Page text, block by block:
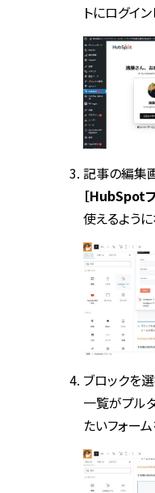
トにログイ
記事の編集
［HubSpot
使えるように
ブロックを
一覧がプル
たいフォー